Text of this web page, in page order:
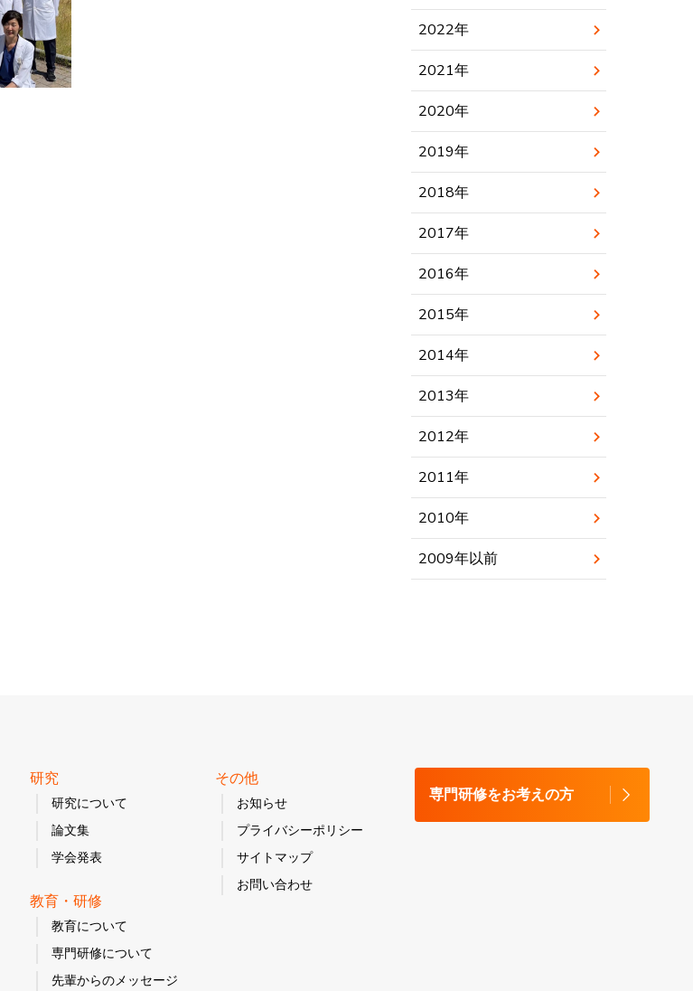
2022年
2021年
2020年
2019年
2018年
2017年
2016年
2015年
2014年
2013年
2012年
2011年
2010年
2009年以前
研究
研究について
論文集
学会発表
教育・研修
教育について
専門研修について
先輩からのメッセージ
その他
お知らせ
プライバシーポリシー
サイトマップ
お問い合わせ
専門研修をお考えの方